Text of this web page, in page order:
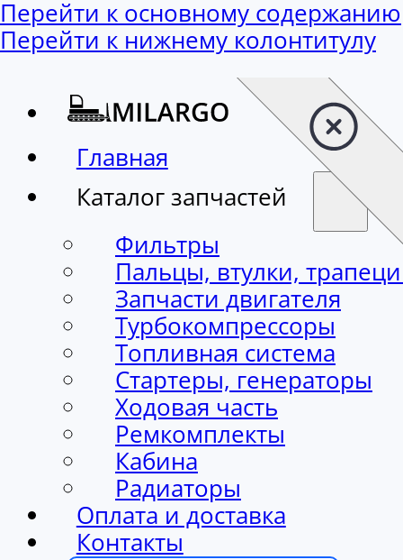
Перейти к основному содержанию
Перейти к нижнему колонтитулу
Главная
Каталог запчастей
Фильтры
Пальцы, втулки,
Запчасти двигателя
Турбокомпрессоры
Топливная система
Стартеры, генераторы
Ходовая часть
Ремкомплекты
Кабина
Радиаторы
Оплата и доставка
Контакты